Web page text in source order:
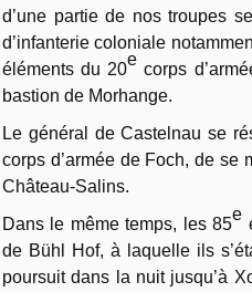
d’une partie de nos troupes
d’infanterie coloniale
éléments du 20e corps
bastion de Morhange.
Le général de Castelnau se
corps d’armée de Foch, de
Château-Salins.
Dans le même temps, les 85e
de Bühl Hof, à laquelle ils
poursuit dans la nuit jusqu’à